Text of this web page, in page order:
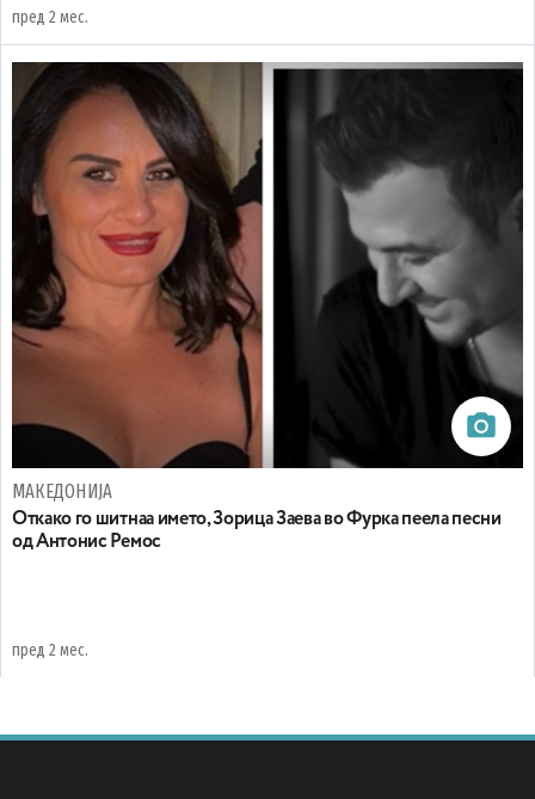
пред 2 мес.
МАКЕДОНИЈА
Oткако го шитнаа името, Зорица Заева во Фурка пеела песни
од Антонис Ремос
пред 2 мес.